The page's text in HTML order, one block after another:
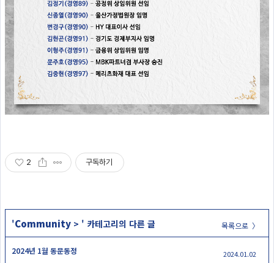
2 구독하기
목록으로 〉
'Community> ' 카테고리의 다른 글
2024년 1월 동문동정 2024.01.02